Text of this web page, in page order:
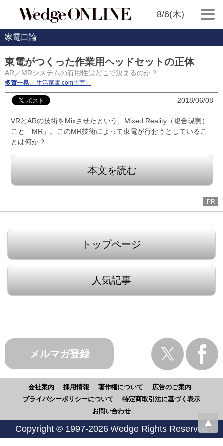
8/6(木)
家電口論
東電がつくった作業用ヘッドセットの正体
AR／MRシステムの有用性はどこで決まるのか？
多賀一晃 （ 生活家電.com主宰）
2018/06/08
VRとARの技術をMixさせたという、Mixed Reality（複合現実）
こと「MR」。このMR技術によって東電が行おうとしているこ
とは何か？
本文を読む
PR
トップページ
人気記事
メルマガ登録
会社案内 採用情報 著作権について
広告のご案内
プライバシーポリシーについて
特定商取引法に基づく表示
お問い合わせ
Copyright © 1997-2026 Wedge Rights Reserved